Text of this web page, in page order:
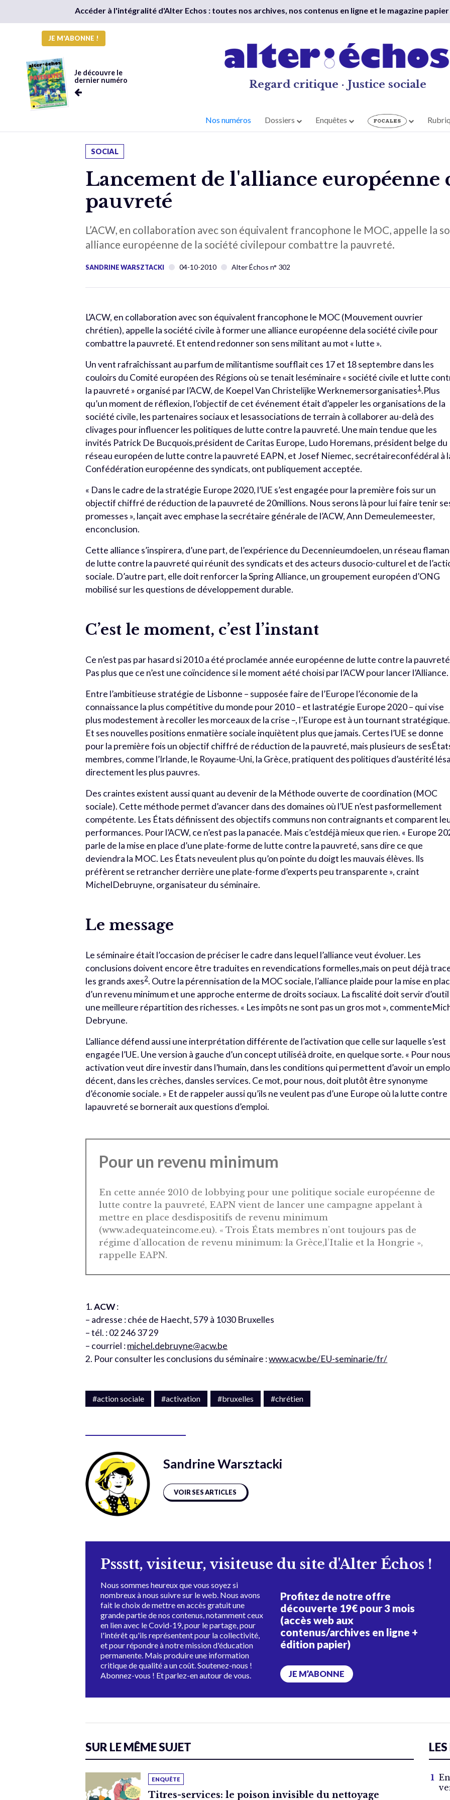
Accéder à l'intégralité d'Alter Echos : toutes nos archives, nos contenus en ligne et le magazine papier
JE M'ABONNE !
Je découvre le
dernier numéro
Regard critique · Justice sociale
Nos numéros Dossiers Enquêtes
SOCIAL
Lancement de l'alliance européenne
pauvreté
L’ACW, en collaboration avec son équivalent francophone le MOC, appelle la
alliance européenne de la société civilepour combattre la pauvreté.
SANDRINE WARSZTACKI 04-10-2010 Alter Échos n° 302
L’ACW, en collaboration avec son équivalent francophone le MOC (Mouvement ouvrier
chrétien), appelle la société civile à former une alliance européenne dela société civile pour
combattre la pauvreté. Et entend redonner son sens militant au mot « lutte ».
Un vent rafraîchissant au parfum de militantisme soufflait ces 17 et 18 septembre dans les
couloirs du Comité européen des Régions où se tenait leséminaire « société civile et lutte
la pauvreté » organisé par l’ACW, de Koepel Van Christelijke Werknemersorganisaties1.Plus
qu’un moment de réflexion, l’objectif de cet événement était d’appeler les organisations de la
société civile, les partenaires sociaux et lesassociations de terrain à collaborer au-delà des
clivages pour influencer les politiques de lutte contre la pauvreté. Une main tendue que les
invités Patrick De Bucquois,président de Caritas Europe, Ludo Horemans, président belge du
réseau européen de lutte contre la pauvreté EAPN, et Josef Niemec, secrétaireconfédéral à
Confédération européenne des syndicats, ont publiquement acceptée.
« Dans le cadre de la stratégie Europe 2020, l’UE s’est engagée pour la première fois sur un
objectif chiffré de réduction de la pauvreté de 20millions. Nous serons là pour lui faire tenir
promesses », lançait avec emphase la secrétaire générale de l’ACW, Ann Demeulemeester,
enconclusion.
Cette alliance s’inspirera, d’une part, de l’expérience du Decennieumdoelen, un réseau
de lutte contre la pauvreté qui réunit des syndicats et des acteurs dusocio-culturel et de
sociale. D’autre part, elle doit renforcer la Spring Alliance, un groupement européen d’ONG
mobilisé sur les questions de développement durable.
C’est le moment, c’est l’instant
Ce n’est pas par hasard si 2010 a été proclamée année européenne de lutte contre la
Pas plus que ce n’est une coïncidence si le moment aété choisi par l’ACW pour lancer l’Alliance.
Entre l’ambitieuse stratégie de Lisbonne – supposée faire de l’Europe l’économie de la
connaissance la plus compétitive du monde pour 2010 – et lastratégie Europe 2020 – qui vise
plus modestement à recoller les morceaux de la crise –, l’Europe est à un tournant stratégique.
Et ses nouvelles positions enmatière sociale inquiètent plus que jamais. Certes l’UE se donne
pour la première fois un objectif chiffré de réduction de la pauvreté, mais plusieurs de
membres, comme l’Irlande, le Royaume-Uni, la Grèce, pratiquent des politiques d’austérité
directement les plus pauvres.
Des craintes existent aussi quant au devenir de la Méthode ouverte de coordination (MOC
sociale). Cette méthode permet d’avancer dans des domaines où l’UE n’est pasformellement
compétente. Les États définissent des objectifs communs non contraignants et comparent
performances. Pour l’ACW, ce n’est pas la panacée. Mais c’estdéjà mieux que rien. « Europe
parle de la mise en place d’une plate-forme de lutte contre la pauvreté, sans dire ce que
deviendra la MOC. Les États neveulent plus qu’on pointe du doigt les mauvais élèves. Ils
préfèrent se retrancher derrière une plate-forme d’experts peu transparente », craint
MichelDebruyne, organisateur du séminaire.
Le message
Le séminaire était l’occasion de préciser le cadre dans lequel l’alliance veut évoluer. Les
conclusions doivent encore être traduites en revendications formelles,mais on peut déjà
les grands axes2. Outre la pérennisation de la MOC sociale, l’alliance plaide pour la mise en
d’un revenu minimum et une approche enterme de droits sociaux. La fiscalité doit servir d’outil
une meilleure répartition des richesses. « Les impôts ne sont pas un gros mot »,
Debryune.
L’alliance défend aussi une interprétation différente de l’activation que celle sur laquelle s’est
engagée l’UE. Une version à gauche d’un concept utiliséà droite, en quelque sorte. « Pour
activation veut dire investir dans l’humain, dans les conditions qui permettent d’avoir un
décent, dans les crèches, dansles services. Ce mot, pour nous, doit plutôt être synonyme
d’économie sociale. » Et de rappeler aussi qu’ils ne veulent pas d’une Europe où la lutte contre
lapauvreté se bornerait aux questions d’emploi.
Pour un revenu minimum
En cette année 2010 de lobbying pour une politique sociale européenne de
lutte contre la pauvreté, EAPN vient de lancer une campagne appelant à
mettre en place desdispositifs de revenu minimum
(www.adequateincome.eu). « Trois États membres n’ont toujours pas de
régime d’allocation de revenu minimum: la Grèce,l’Italie et la Hongrie »,
rappelle EAPN.
1.ACW:
– adresse : chée de Haecht, 579 à 1030 Bruxelles
– tél. : 02 246 37 29
– courriel :michel.debruyne@acw.be
2. Pour consulter les conclusions du séminaire :www.acw.be/EU-seminarie/fr/
#action sociale #activation #bruxelles #chrétien
Sandrine Warsztacki
VOIR SES ARTICLES
Pssstt, visiteur, visiteuse du site d'Alter Échos !
Nous sommes heureux que vous soyez si
nombreux à nous suivre sur le web. Nous avons
fait le choix de mettre en accès gratuit une
grande partie de nos contenus, notamment ceux
en lien avec le Covid-19, pour le partage, pour
l'intérêt qu'ils représentent pour la collectivité,
et pour répondre à notre mission d'éducation
permanente. Mais produire une information
critique de qualité a un coût. Soutenez-nous !
Abonnez-vous ! Et parlez-en autour de vous.
Profitez de notre offre
découverte 19€ pour 3 mois
(accès web aux
contenus/archives en ligne +
édition papier)
JE M’ABONNE
SUR LE MÊME SUJET
ENQUÊTE
Titres-services: le poison invisible du nettoyage